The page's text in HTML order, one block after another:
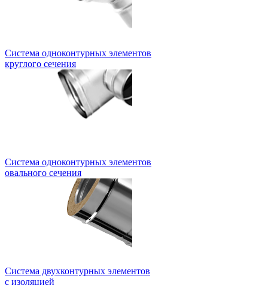
Система одноконтурных элементов
круглого сечения
Система одноконтурных элементов
овального сечения
Система двухконтурных элементов
с изоляцией